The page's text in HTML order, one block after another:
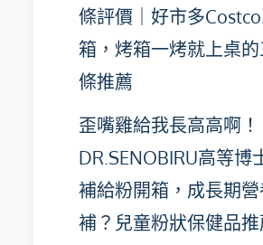
條評價｜好市多
箱，烤箱一烤就上桌
條推薦
歪嘴雞給我長高高啊！
DR.SENOBIRU高等博
補給粉開箱，成長期
補？兒童粉狀保健品推